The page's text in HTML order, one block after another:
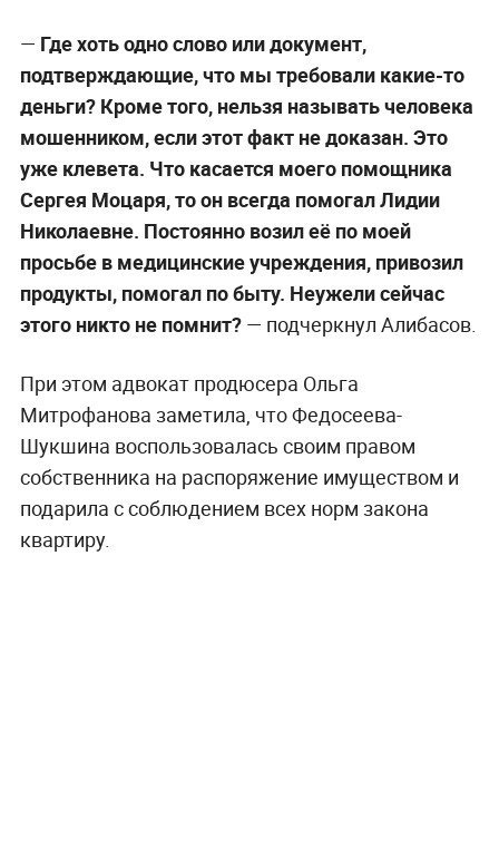
— Где хоть одно слово или документ,
подтверждающие, что мы требовали какие-то
деньги? Кроме того, нельзя называть человека
мошенником, если этот факт не доказан. Это
уже клевета. Что касается моего помощника
Сергея Моцаря, то он всегда помогал Лидии
Николаевне. Постоянно возил её по моей
просьбе в медицинские учреждения, привозил
продукты, помогал по быту. Неужели сейчас
этого никто не помнит?— подчеркнул Алибасов.
При этом адвокат продюсера Ольга
Митрофанова заметила, что Федосеева-
Шукшина воспользовалась своим правом
собственника на распоряжение имуществом и
подарила с соблюдением всех норм закона
квартиру.